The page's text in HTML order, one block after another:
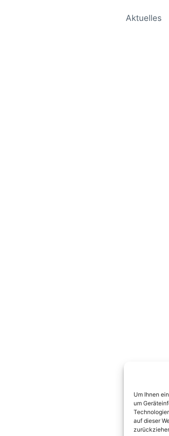
Um Ihnen
um
auf dieser
Aktuelles